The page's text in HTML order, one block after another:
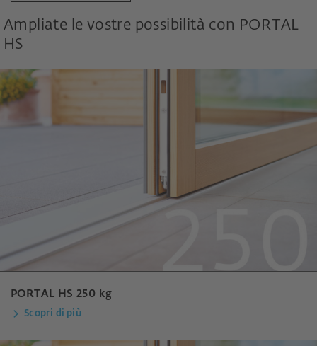
Ampliate le vostre possibilità con PORTAL
HS
PORTAL HS 250 kg
Scopri di più